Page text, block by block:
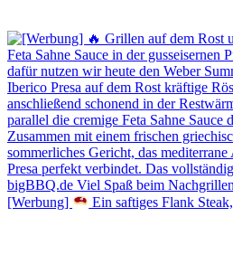
[Werbung] Ein saftiges Flank Steak,